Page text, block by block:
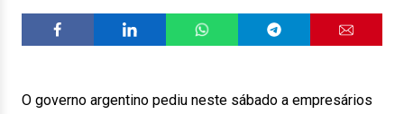
O governo argentino pediu neste sábado a empresários